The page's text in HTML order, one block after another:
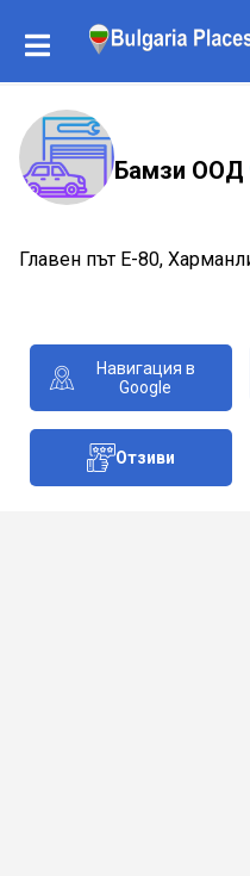
Бамзи ООД
Главен път Е-80,
Навигация в
Google
Отзиви